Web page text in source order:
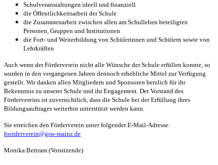
Schulveranstaltungen ideell und finanziell
die Öffentlichkeitsarbeit der Schule
die Zusammenarbeit zwischen allen am Schulleben beteiligten
Personen, Gruppen und Institutionen
die Fort- und Weiterbildung von Schülerinnen und Schülern sowie von
Lehrkräften
Auch wenn der Förderverein nicht alle Wünsche der Schule erfüllen konnte, so
wurden in den vergangenen Jahren dennoch erhebliche Mittel zur Verfügung
gestellt. Wir danken allen Mitgliedern und Sponsoren herzlich für ihr
Bekenntnis zu unserer Schule und ihr Engagement. Der Vorstand des
Fördervereins ist zuversichtlich, dass die Schule bei der Erfüllung ihres
Bildungsauftrages weiterhin unterstützt werden kann.
Sie erreichen den Förderverein unter folgender E-Mail-Adresse:
foerderverein@gsw-mainz.de
Monika Bertram (Vorsitzende)